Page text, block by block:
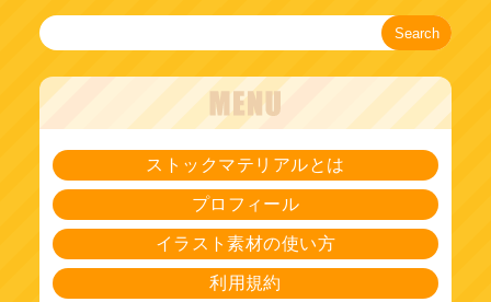
Search
ストックマテリアルとは
プロフィール
イラスト素材の使い方
利用規約